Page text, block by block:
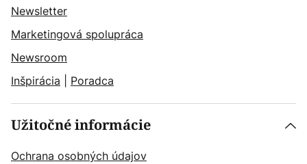
Newsletter
Marketingová spolupráca
Newsroom
Inšpirácia
Poradca
Užitočné informácie
Ochrana osobných údajov